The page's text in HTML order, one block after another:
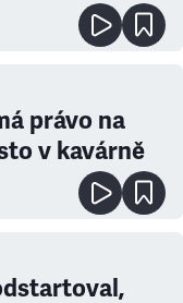
právo na
v kavárně